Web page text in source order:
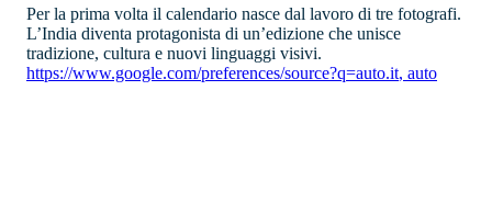
Per la prima volta il calendario nasce dal lavoro di tre fotografi.
L’India diventa protagonista di un’edizione che unisce
tradizione, cultura e nuovi linguaggi visivi.
https://www.google.com/preferences/source?q=auto.it, auto